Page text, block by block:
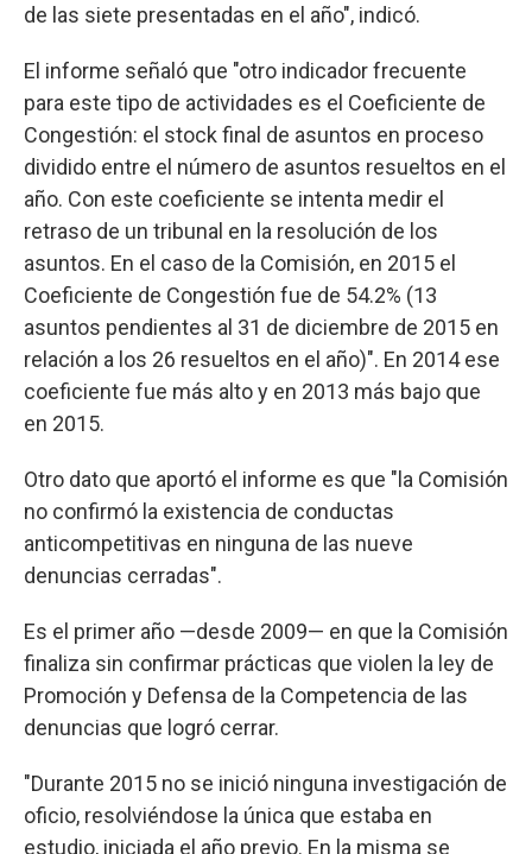
de las siete presentadas en el año", indicó.
El informe señaló que "otro indicador frecuente
para este tipo de actividades es el Coeficiente de
Congestión: el stock final de asuntos en proceso
dividido entre el número de asuntos resueltos en el
año. Con este coeficiente se intenta medir el
retraso de un tribunal en la resolución de los
asuntos. En el caso de la Comisión, en 2015 el
Coeficiente de Congestión fue de 54.2% (13
asuntos pendientes al 31 de diciembre de 2015 en
relación a los 26 resueltos en el año)". En 2014 ese
coeficiente fue más alto y en 2013 más bajo que
en 2015.
Otro dato que aportó el informe es que "la Comisión
no confirmó la existencia de conductas
anticompetitivas en ninguna de las nueve
denuncias cerradas".
Es el primer año —desde 2009— en que la Comisión
finaliza sin confirmar prácticas que violen la ley de
Promoción y Defensa de la Competencia de las
denuncias que logró cerrar.
"Durante 2015 no se inició ninguna investigación de
oficio, resolviéndose la única que estaba en
estudio, iniciada el año previo. En la misma se